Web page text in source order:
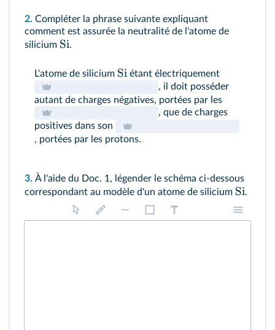
2. Compléter la phrase suivante expliquant
comment est assurée la neutralité de l'atome de
silicium Si.
L'atome de silicium Si étant électriquement
, il doit posséder
autant de charges négatives, portées par les
, que de charges
positives dans son
, portées par les protons.
3. À l'aide du Doc. 1, légender le schéma ci-dessous
correspondant au modèle d'un atome de silicium Si.